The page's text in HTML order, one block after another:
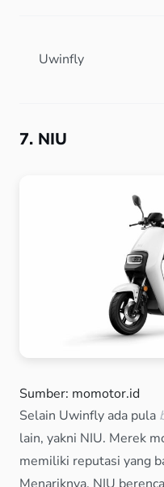
Uwinfly
7. NIU
Sumber: momotor.id
Selain Uwinfly ada pula
lain, yakni NIU. Merek
memiliki reputasi yang